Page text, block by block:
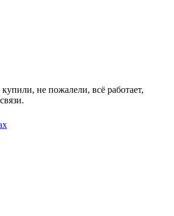
не пожалели, всё работает,